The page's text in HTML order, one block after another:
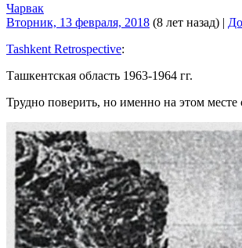
Чарвак
Вторник, 13 февраля, 2018 (8 лет назад) |
Tashkent Retrospective:
Ташкентская область 1963-1964 гг.
Трудно поверить, но именно на этом